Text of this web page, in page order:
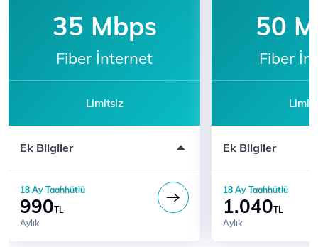
35 Mbps
Fiber İnternet
Limitsiz
Ek Bilgiler
Katılım için 444 5 444'ü arayın
18 Ay Taahhütlü
990TL
Aylık
50
Fiber
Ek Bilgiler
Katılım için 444 5
18 Ay Taahhütlü
1.040TL
Aylık